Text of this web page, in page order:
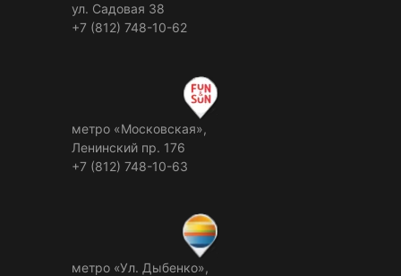
ул. Садовая 38
+7 (812) 748-10-62
метро «Московская»,
Ленинский пр. 176
+7 (812) 748-10-63
метро «Ул. Дыбенко»,